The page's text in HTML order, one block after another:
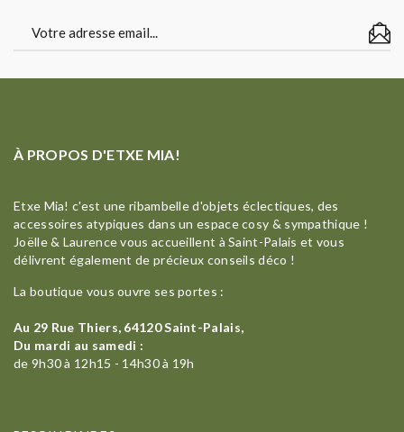
À PROPOS D'ETXE MIA!
Etxe Mia! c'est une ribambelle d'objets éclectiques, des
accessoires atypiques dans un espace cosy & sympathique !
Joëlle & Laurence vous accueillent à Saint-Palais et vous
délivrent également de précieux conseils déco !
La boutique vous ouvre ses portes :
Au 29 Rue Thiers, 64120 Saint-Palais,
Du mardi au samedi :
de 9h30 à 12h15 - 14h30 à 19h